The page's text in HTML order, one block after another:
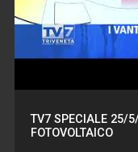
TV7 SPECIALE 25/
FOTOVOLTAICO